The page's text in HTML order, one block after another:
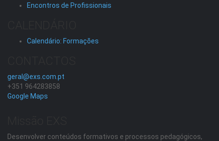
Encontros de Profissionais
Calendário: Formações
geral@exs.com.pt
+351 964283858
Google Maps
Desenvolver conteúdos formativos e processos pedagógicos,